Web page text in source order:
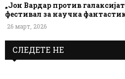
„Јон Вардар против
фестивал за научна
26 март, 2026
СЛЕДЕТЕ НЕ